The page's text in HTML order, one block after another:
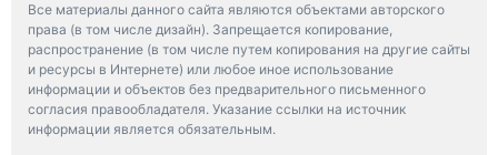
Все материалы данного сайта являются объектами авторского
права (в том числе дизайн). Запрещается копирование,
распространение (в том числе путем копирования на другие сайты
и ресурсы в Интернете) или любое иное использование
информации и объектов без предварительного письменного
согласия правообладателя. Указание ссылки на источник
информации является обязательным.